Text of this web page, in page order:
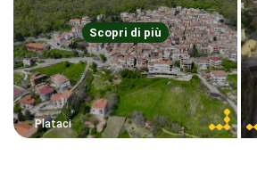
Plataci
Scopri di più